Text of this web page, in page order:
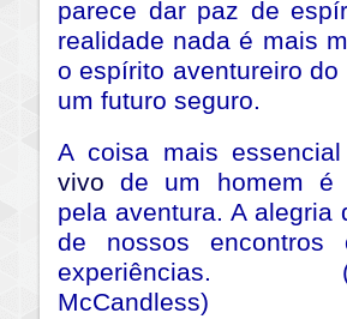
parece dar paz de
realidade nada é mais
o espírito aventureiro do
um futuro seguro.
A coisa mais
vivo de um homem é
pela aventura. A alegria
de nossos encontros
experiências.
McCandless)